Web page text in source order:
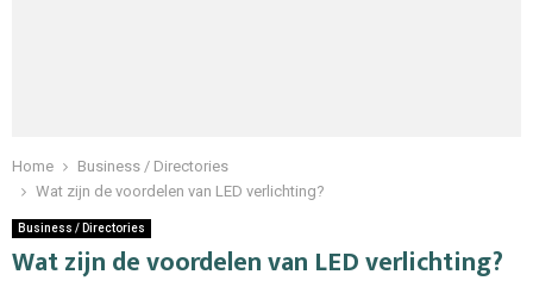
Home
Business / Directories
Wat zijn de voordelen van LED verlichting?
Business / Directories
Wat zijn de voordelen van LED verlichting?